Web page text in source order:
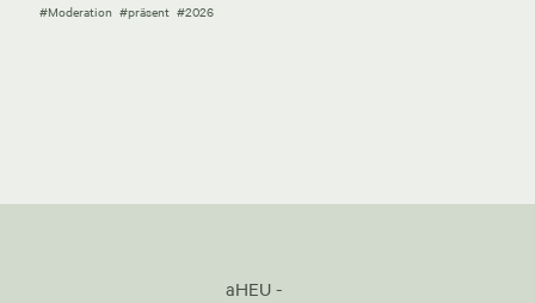
#Moderation #präsent #2026
aHEU -